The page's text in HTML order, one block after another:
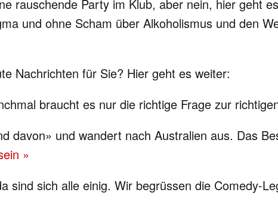
rauschende Party im Klub, aber nein, hier geht
und ohne Scham über Alkoholismus und den
Nachrichten für Sie? Hier geht es weiter:
braucht es nur die richtige Frage zur
davon» und wandert nach Australien aus. Das
»
sind sich alle einig. Wir begrüssen die Comedy-